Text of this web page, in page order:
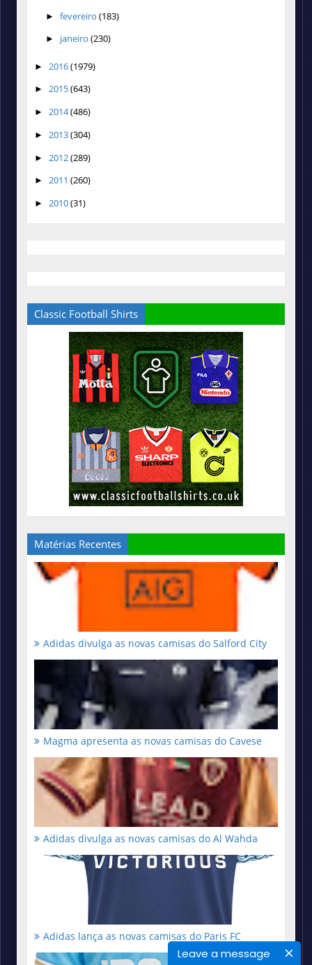
Leave a message
► fevereiro (183)
► janeiro (230)
► 2016(1979)
► 2015(643)
► 2014(486)
► 2013(304)
► 2012(289)
► 2011 (260)
► 2010(31)
Classic Football Shirts
Matérias Recentes
Adidas divulga as novas camisas do Salford City
Magma apresenta as novas camisas do Cavese
Adidas divulga as novas camisas do Al Wahda
Adidas lança as novas camisas do Paris FC